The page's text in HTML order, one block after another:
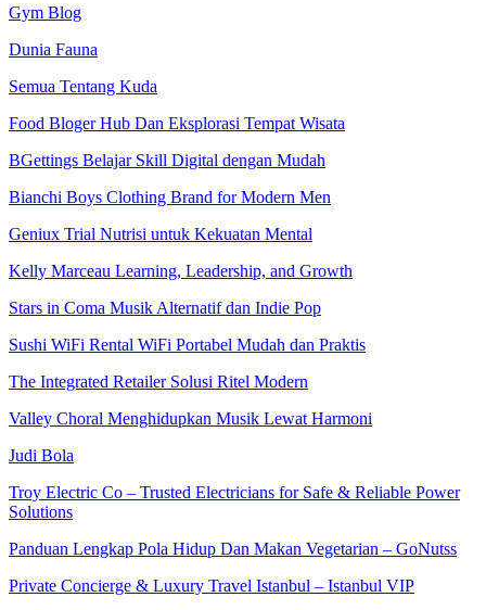
Gym Blog
Dunia Fauna
Semua Tentang Kuda
Food Bloger Hub Dan Eksplorasi Tempat Wisata
BGettings Belajar Skill Digital dengan Mudah
Bianchi Boys Clothing Brand for Modern Men
Geniux Trial Nutrisi untuk Kekuatan Mental
Kelly Marceau Learning, Leadership, and Growth
Stars in Coma Musik Alternatif dan Indie Pop
Sushi WiFi Rental WiFi Portabel Mudah dan Praktis
The Integrated Retailer Solusi Ritel Modern
Valley Choral Menghidupkan Musik Lewat Harmoni
Judi Bola
Troy Electric Co – Trusted Electricians for Safe & Reliable Power
Solutions
Panduan Lengkap Pola Hidup Dan Makan Vegetarian – GoNutss
Private Concierge & Luxury Travel Istanbul – Istanbul VIP